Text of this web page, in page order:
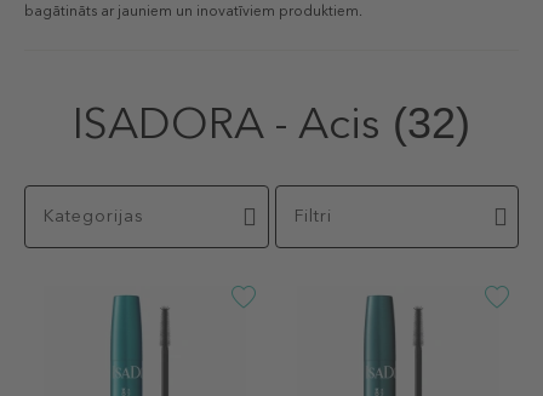
bagātināts ar jauniem un inovatīviem produktiem.
ISADORA - Acis (32)
Kategorijas Filtri